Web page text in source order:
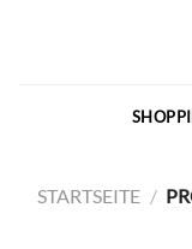
STARTSEITE /